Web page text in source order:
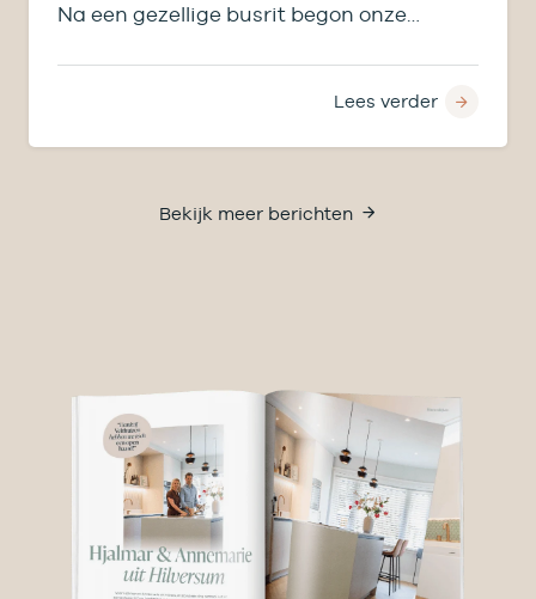
Na een gezellige busrit begon onze
Lees verder
Bekijk meer berichten